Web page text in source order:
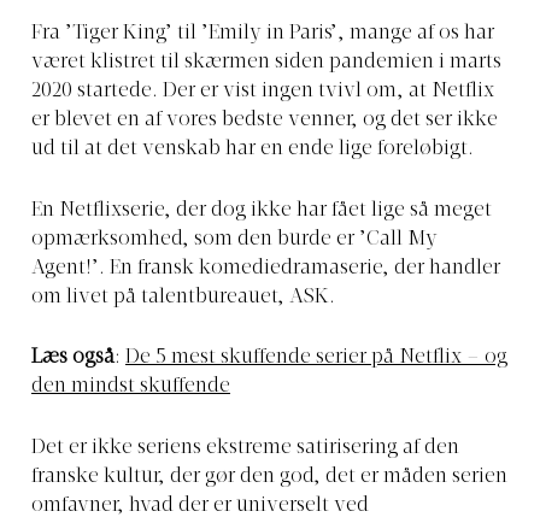
Fra ’Tiger King’ til ’Emily in Paris’, mange af os har
været klistret til skærmen siden pandemien i marts
2020 startede. Der er vist ingen tvivl om, at Netflix
er blevet en af vores bedste venner, og det ser ikke
ud til at det venskab har en ende lige foreløbigt.
En Netflixserie, der dog ikke har fået lige så meget
opmærksomhed, som den burde er ’Call My
Agent!’. En fransk komediedramaserie, der handler
om livet på talentbureauet, ASK.
Læs også: De 5 mest skuffende serier på Netflix – og
den mindst skuffende
Det er ikke seriens ekstreme satirisering af den
franske kultur, der gør den god, det er måden serien
omfavner, hvad der er universelt ved